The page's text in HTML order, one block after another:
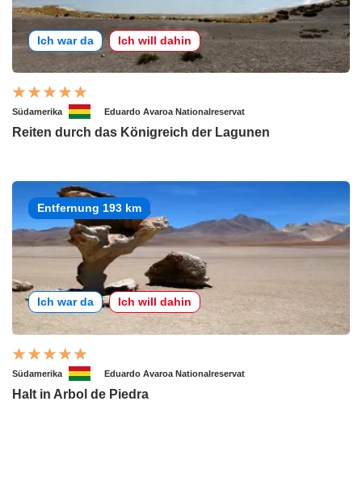
Ich war da Ich will dahin
Südamerika Eduardo Avaroa Nationalreservat
Reiten durch das Königreich der Lagunen
Entfernung 193 km
Ich war da Ich will dahin
Südamerika Eduardo Avaroa Nationalreservat
Halt in Arbol de Piedra